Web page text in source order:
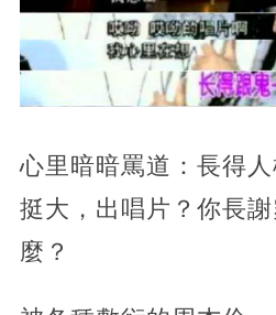
心里暗暗罵道：長得
挺大，出唱片？你長
麼？